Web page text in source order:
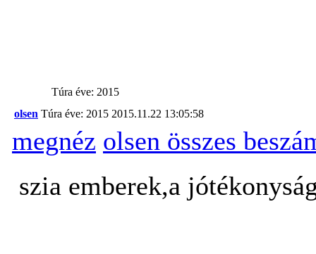
Túra éve: 2015
olsen Túra éve: 2015 2015.11.22 13:05:58
megnéz olsen összes
szia emberek,a